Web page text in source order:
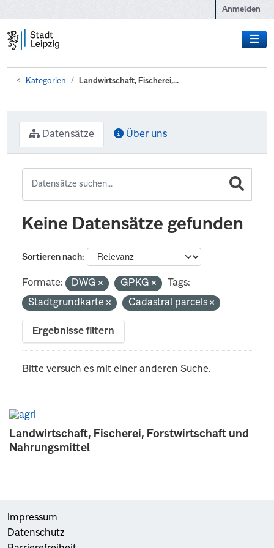
Anmelden
Kategorien Landwirtschaft, Fischerei,...
Landwirtschaft, Fischerei, Forstwirtschaft und
Nahrungsmittel
Datensätze Über uns
Keine Datensätze gefunden
Sortieren nach
Formate: DWG GPKG
Tags:
Stadtgrundkarte
Cadastral parcels
Ergebnisse filtern
Bitte versuch es mit einer anderen Suche.
Impressum
Datenschutz